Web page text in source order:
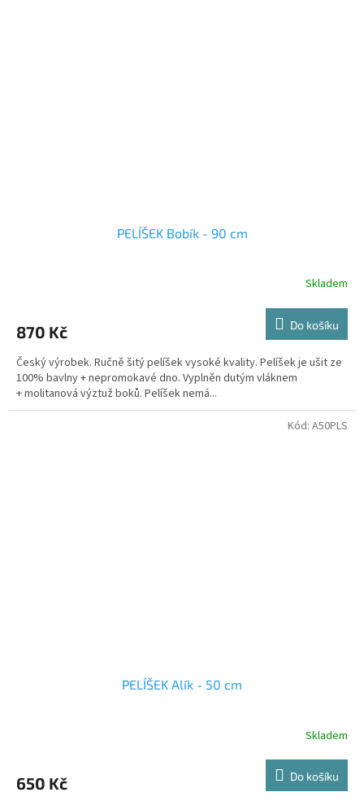
PELÍŠEK Bobík - 90 cm
Skladem
870 Kč Do košíku
Český výrobek. Ručně šitý pelíšek vysoké kvality. Pelíšek je ušit ze
100% bavlny + nepromokavé dno. Vyplněn dutým vláknem
+ molitanová výztuž boků. Pelíšek nemá...
PELÍŠEK Alík - 50 cm
Skladem
650 Kč Do košíku
Kód: A50PLS